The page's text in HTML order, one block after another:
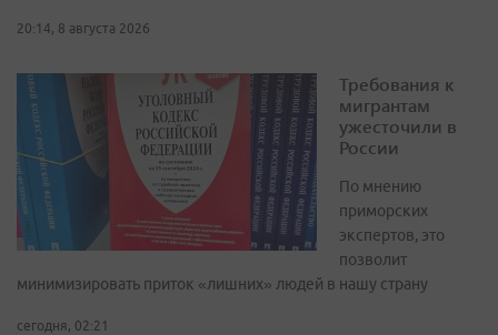
20:14, 8 августа 2026
Требования к
мигрантам
ужесточили в
России
По мнению
приморских
экспертов, это
позволит
минимизировать приток «лишних» людей в нашу страну
сегодня, 02:21